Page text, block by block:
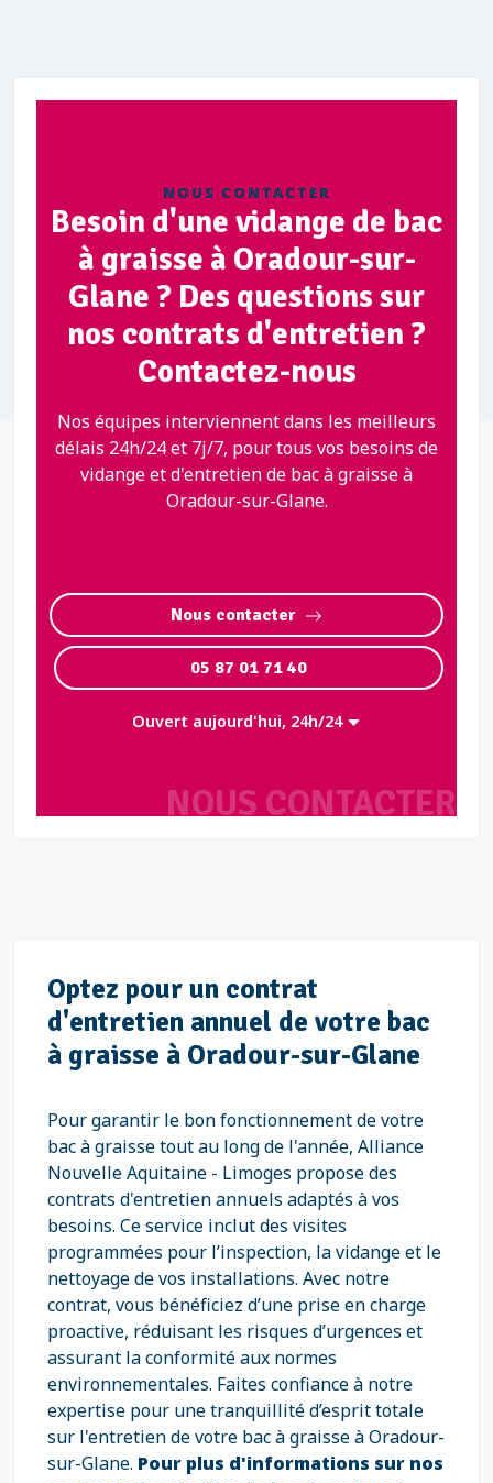
NOUS CONTACTER
NOUS CONTACTER
Besoin d'une vidange de bac
à graisse à Oradour-sur-
Glane ? Des questions sur
nos contrats d'entretien ?
Contactez-nous
Nos équipes interviennent dans les meilleurs
délais 24h/24 et 7j/7, pour tous vos besoins de
vidange et d'entretien de bac à graisse à
Oradour-sur-Glane.
Nous contacter
05 87 01 71 40
Ouvert aujourd'hui, 24h/24
Optez pour un contrat
d'entretien annuel de votre bac
à graisse à Oradour-sur-Glane
Pour garantir le bon fonctionnement de votre
bac à graisse tout au long de l'année, Alliance
Nouvelle Aquitaine - Limoges propose des
contrats d'entretien annuels adaptés à vos
besoins. Ce service inclut des visites
programmées pour l’inspection, la vidange et le
nettoyage de vos installations. Avec notre
contrat, vous bénéficiez d’une prise en charge
proactive, réduisant les risques d’urgences et
assurant la conformité aux normes
environnementales. Faites confiance à notre
expertise pour une tranquillité d’esprit totale
sur l'entretien de votre bac à graisse à Oradour-
sur-Glane. Pour plus d'informations sur nos